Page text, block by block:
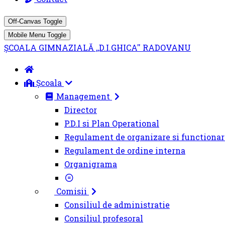
Off-Canvas Toggle
Mobile Menu Toggle
ȘCOALA GIMNAZIALĂ ,,D.I.GHICA'' RADOVANU
Școala
Management
Director
P.D.I si Plan Operational
Regulament de organizare si
Regulament de ordine interna
Organigrama
Comisii
Consiliul de administratie
Consiliul profesoral